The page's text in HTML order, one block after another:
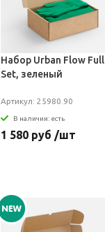
Набор Urban Flow Full
Set, зеленый
Артикул: 25980.90
В наличии: есть
1 580 руб /шт